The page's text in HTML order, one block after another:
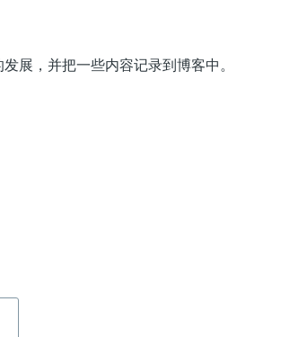
，并把一些内容记录到博客中。